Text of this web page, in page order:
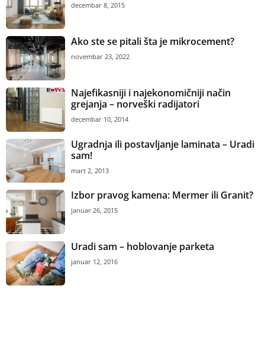
decembar 8, 2015
Ako ste se pitali šta je mikrocement?
novembar 23, 2022
Najefikasniji i najekonomičniji način
grejanja – norveški radijatori
decembar 10, 2014
Ugradnja ili postavljanje laminata – Uradi
sam!
mart 2, 2013
Izbor pravog kamena: Mermer ili Granit?
januar 26, 2015
Uradi sam – hoblovanje parketa
januar 12, 2016